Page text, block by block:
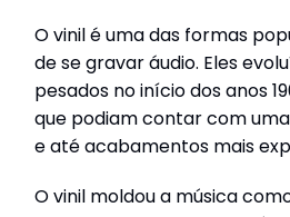
O vinil é uma das formas
de se gravar áudio. Eles
pesados no início dos anos
que podiam contar com
e até acabamentos mais
O vinil moldou a música